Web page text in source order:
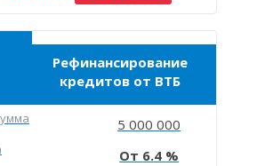
Рефинансирование
кредитов от ВТБ
5 000 000
6.4